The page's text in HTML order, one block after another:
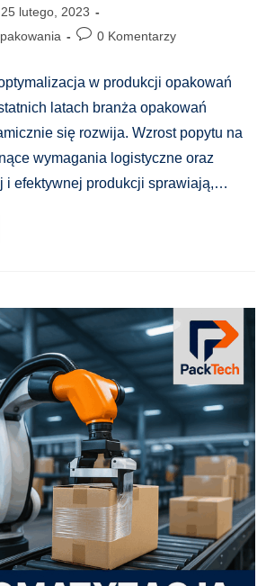
25 lutego, 2023
Post0 Komentarzy
w produkcji opakowań
latach branża opakowań
się rozwija. Wzrost popytu na
wymagania logistyczne oraz
i efektywnej produkcji sprawiają,…